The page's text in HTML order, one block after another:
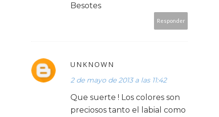
Besotes
Responder
UNKNOWN
2 de mayo de 2013 a las 11:42
Que suerte ! Los colores son
preciosos tanto el labial como